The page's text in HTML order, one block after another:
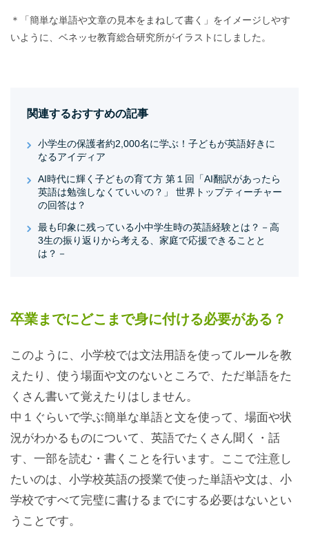
＊「簡単な単語や文章の見本をまねして書く」をイメージしやす
いように、ベネッセ教育総合研究所がイラストにしました。
関連するおすすめの記事
小学生の保護者約2,000名に学ぶ！子どもが英語好きに
なるアイディア
AI時代に輝く子どもの育て方 第１回「AI翻訳があったら
英語は勉強しなくていいの？」 世界トップティーチャー
の回答は？
最も印象に残っている小中学生時の英語経験とは？－高
3生の振り返りから考える、家庭で応援できることと
は？－
卒業までにどこまで身に付ける必要がある？
このように、小学校では文法用語を使ってルールを教
えたり、使う場面や文のないところで、ただ単語をた
くさん書いて覚えたりはしません。
中１ぐらいで学ぶ簡単な単語と文を使って、場面や状
況がわかるものについて、英語でたくさん聞く・話
す、一部を読む・書くことを行います。ここで注意し
たいのは、小学校英語の授業で使った単語や文は、小
学校ですべて完璧に書けるまでにする必要はないとい
うことです。